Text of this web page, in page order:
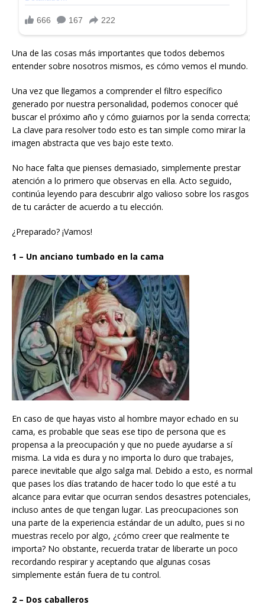
Una de las cosas más importantes que todos debemos
entender sobre nosotros mismos, es cómo vemos el mundo.
Una vez que llegamos a comprender el filtro específico
generado por nuestra personalidad, podemos conocer qué
buscar el próximo año y cómo guiarnos por la senda correcta;
La clave para resolver todo esto es tan simple como mirar la
imagen abstracta que ves bajo este texto.
No hace falta que pienses demasiado, simplemente prestar
atención a lo primero que observas en ella. Acto seguido,
continúa leyendo para descubrir algo valioso sobre los rasgos
de tu carácter de acuerdo a tu elección.
¿Preparado? ¡Vamos!
1 – Un anciano tumbado en la cama
En caso de que hayas visto al hombre mayor echado en su
cama, es probable que seas ese tipo de persona que es
propensa a la preocupación y que no puede ayudarse a sí
misma. La vida es dura y no importa lo duro que trabajes,
parece inevitable que algo salga mal. Debido a esto, es normal
que pases los días tratando de hacer todo lo que esté a tu
alcance para evitar que ocurran sendos desastres potenciales,
incluso antes de que tengan lugar. Las preocupaciones son
una parte de la experiencia estándar de un adulto, pues si no
muestras recelo por algo, ¿cómo creer que realmente te
importa? No obstante, recuerda tratar de liberarte un poco
recordando respirar y aceptando que algunas cosas
simplemente están fuera de tu control.
2 – Dos caballeros